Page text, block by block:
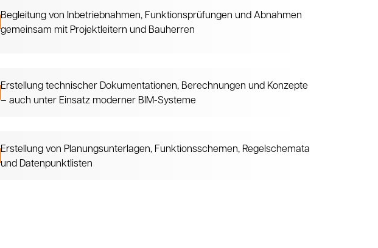
Begleitung von Inbetriebnahmen, Funktionsprüfungen und Abnahmen
gemeinsam mit Projektleitern und Bauherren
Erstellung technischer Dokumentationen, Berechnungen und Konzepte
– auch unter Einsatz moderner BIM-Systeme
Erstellung von Planungsunterlagen, Funktionsschemen, Regelschemata
und Datenpunktlisten